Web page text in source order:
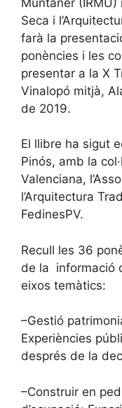
Seca i
farà la
ponències i les
presentar a la X
Vinalopó mitjà,
de 2019.
El llibre ha sigut
Pinós, amb la
Valenciana,
l’Arquitectura
FedinesPV.
Recull les 36
de la informació
eixos temàtics:
–Gestió
Experiències
després de la
–Construir en